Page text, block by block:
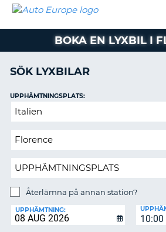
HYRBIL
HYRA
PARTNER
AUTO
EUROPE
HYRBIL
HYRA
MIN
MEDLEMSINFORMATION
BOKNING
SVERIGE
BOKA EN LYXBIL I
SÖK LYXBILAR
Återlämna
annan
UPPHÄMTNINGSPLATS:
Återlämna på annan station?
UPPHÄMTNING:
10:00